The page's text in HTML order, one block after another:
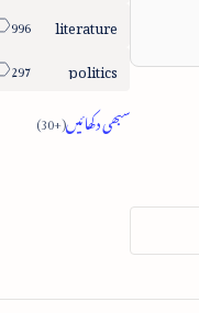
literature
politics